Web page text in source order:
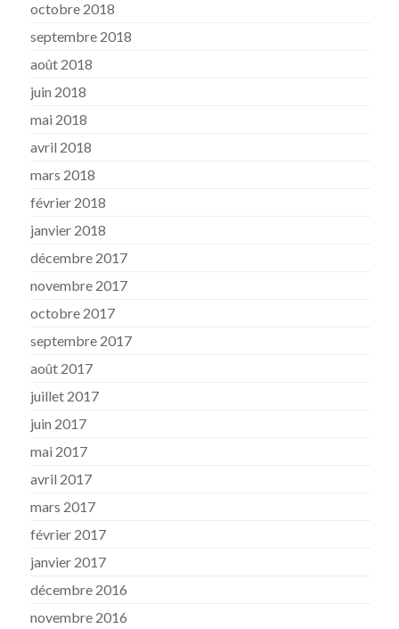
octobre 2018
septembre 2018
août 2018
juin 2018
mai 2018
avril 2018
mars 2018
février 2018
janvier 2018
décembre 2017
novembre 2017
octobre 2017
septembre 2017
août 2017
juillet 2017
juin 2017
mai 2017
avril 2017
mars 2017
février 2017
janvier 2017
décembre 2016
novembre 2016